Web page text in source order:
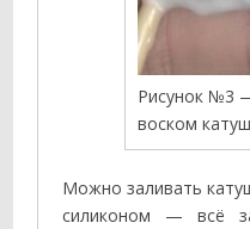
Рисунок №3
воском
Можно заливать
силиконом — всё